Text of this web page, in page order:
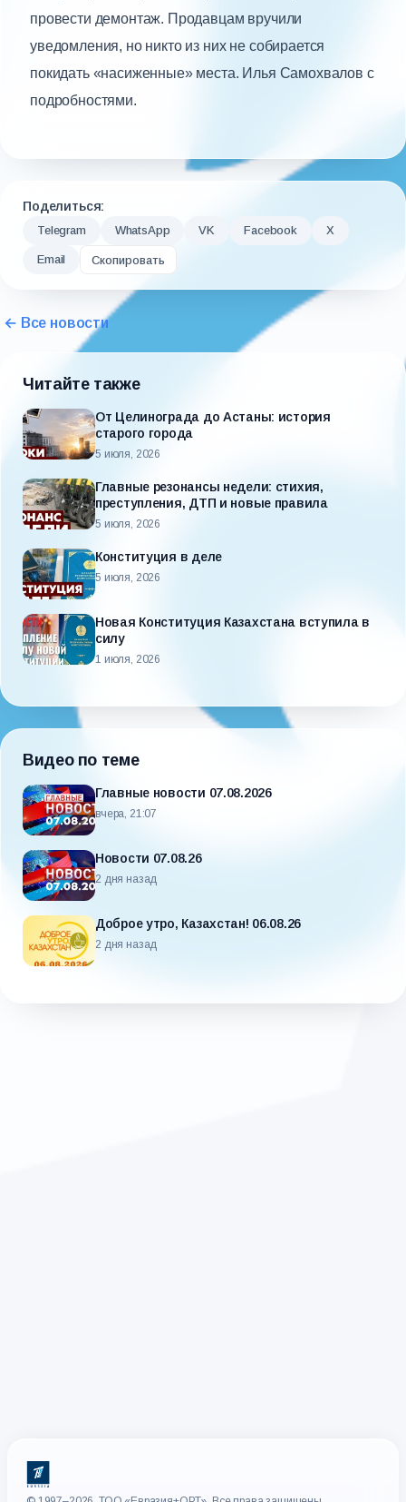
провести демонтаж. Продавцам вручили
уведомления, но никто из них не собирается
покидать «насиженные» места. Илья Самохвалов с
подробностями.
Поделиться:
Telegram WhatsApp VK Facebook X
Email Скопировать
← Все новости
Читайте также
От Целинограда до Астаны: история
старого города
5 июля, 2026
Главные резонансы недели: стихия,
преступления, ДТП и новые правила
5 июля, 2026
Конституция в деле
5 июля, 2026
Новая Конституция Казахстана вступила в
силу
1 июля, 2026
Видео по теме
Главные новости 07.08.2026
вчера, 21:07
Новости 07.08.26
2 дня назад
Доброе утро, Казахстан! 06.08.26
2 дня назад